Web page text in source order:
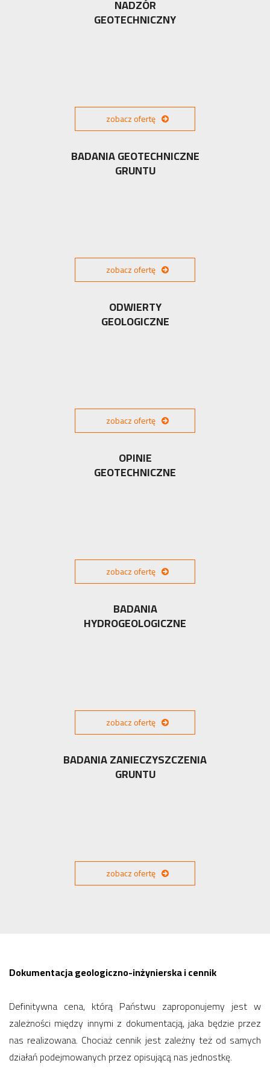
NADZÓR
GEOTECHNICZNY
zobacz ofertę
BADANIA GEOTECHNICZNE
GRUNTU
zobacz ofertę
ODWIERTY
GEOLOGICZNE
zobacz ofertę
OPINIE
GEOTECHNICZNE
zobacz ofertę
BADANIA
HYDROGEOLOGICZNE
zobacz ofertę
BADANIA ZANIECZYSZCZENIA
GRUNTU
zobacz ofertę
Dokumentacja geologiczno-inżynierska i cennik
Definitywna cena, którą Państwu zaproponujemy jest w
zależności między innymi z dokumentacją, jaka będzie przez
nas realizowana. Chociaż cennik jest zależny też od samych
działań podejmowanych przez opisującą nas jednostkę.